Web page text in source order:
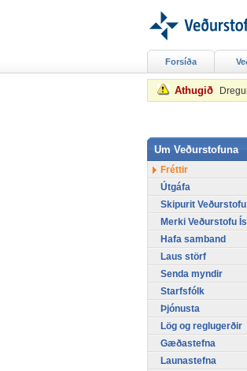
Athugið
Forsíða
Um Veðurstofuna
Fréttir
Útgáfa
Skipurit
Merki Veðurstofu
Hafa samband
Laus störf
Senda myndir
Starfsfólk
Þjónusta
Lög og reglugerðir
Gæðastefna
Launastefna